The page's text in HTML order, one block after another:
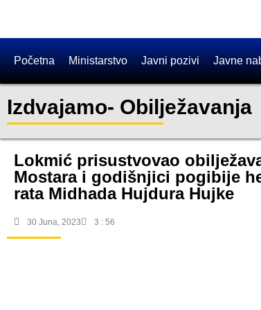
Početna Ministarstvo Javni pozivi Javne
Izdvajamo- Obilježavanja
Lokmić prisustvovao
Mostara i godišnjici pogibije
rata Midhada Hujdura Hujke
30 Juna, 2023 3 : 56